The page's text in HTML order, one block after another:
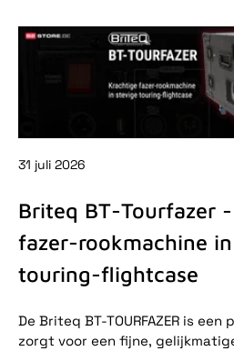
31 juli 2026
Briteq BT-Tourfazer
fazer-rookmachine
touring-flightcase
De Briteq BT-TOURFAZER is
zorgt voor een fijne,